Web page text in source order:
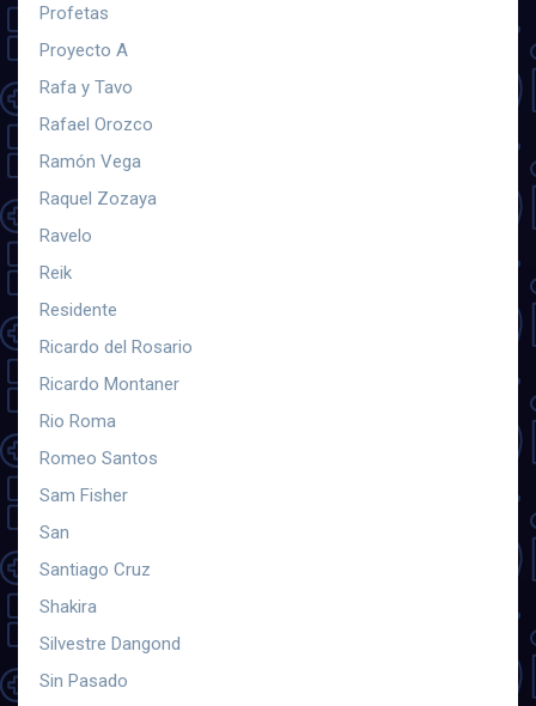
Profetas
Proyecto A
Rafa y Tavo
Rafael Orozco
Ramón Vega
Raquel Zozaya
Ravelo
Reik
Residente
Ricardo del Rosario
Ricardo Montaner
Rio Roma
Romeo Santos
Sam Fisher
San
Santiago Cruz
Shakira
Silvestre Dangond
Sin Pasado